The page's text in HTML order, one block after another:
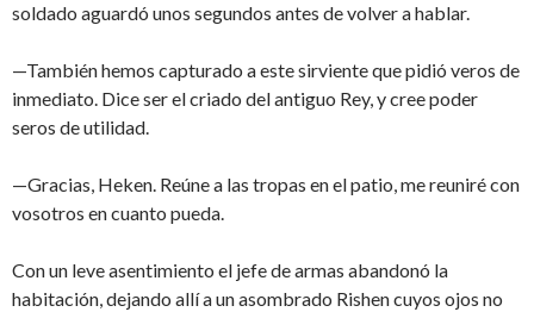
soldado aguardó unos segundos antes de volver a hablar.
—También hemos capturado a este sirviente que pidió veros de
inmediato. Dice ser el criado del antiguo Rey, y cree poder
seros de utilidad.
—Gracias, Heken. Reúne a las tropas en el patio, me reuniré con
vosotros en cuanto pueda.
Con un leve asentimiento el jefe de armas abandonó la
habitación, dejando allí a un asombrado Rishen cuyos ojos no